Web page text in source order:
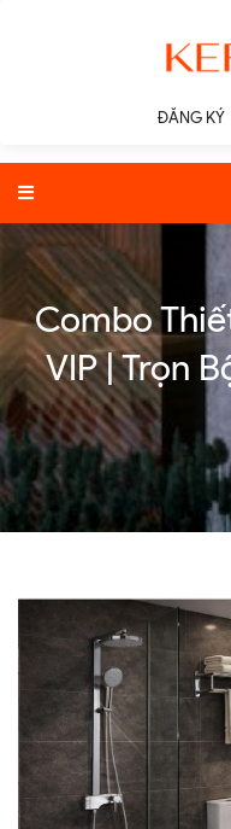
ĐĂNG KÝ
Combo
VIP | Trọn